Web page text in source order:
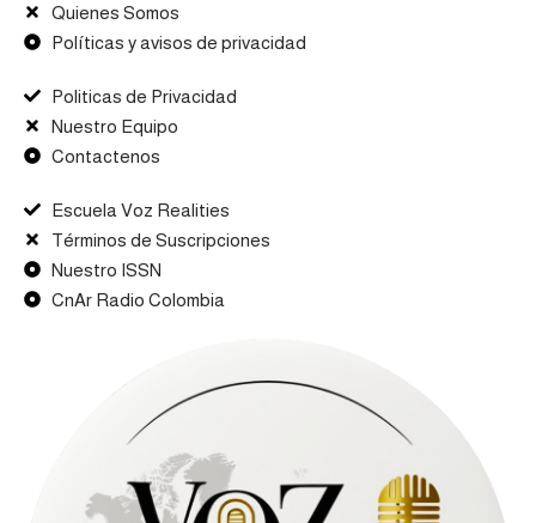
Quienes Somos
Políticas y avisos de privacidad
Politicas de Privacidad
Nuestro Equipo
Contactenos
Escuela Voz Realities
Términos de Suscripciones
Nuestro ISSN
CnAr Radio Colombia